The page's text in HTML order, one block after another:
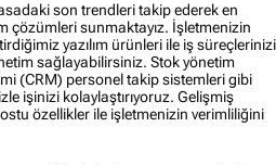
son trendleri takip ederek en
çözümleri sunmaktayız. İşletmenizin
yazılım ürünleri ile iş süreçlerinizi
sağlayabilirsiniz. Stok yönetim
(CRM) personel takip sistemleri gibi
işinizi kolaylaştırıyoruz. Gelişmiş
özellikler ile işletmenizin verimliliğini